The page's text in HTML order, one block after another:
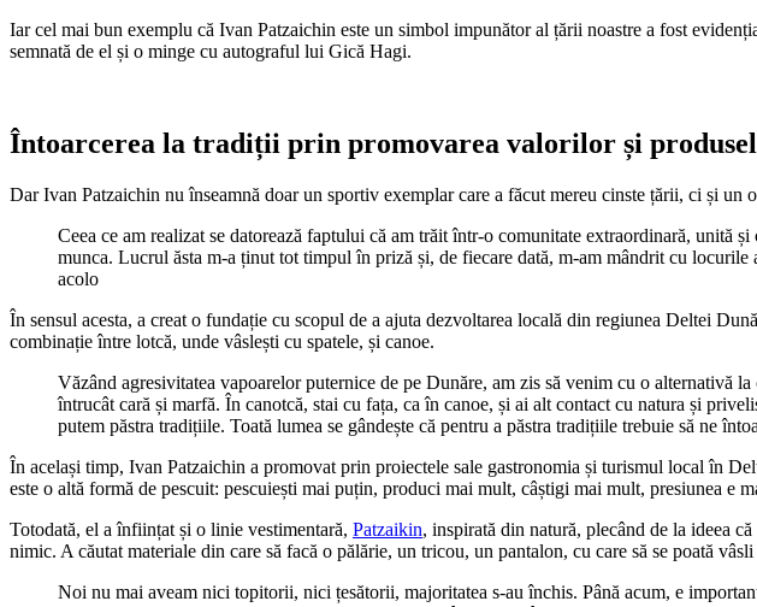
Iar cel mai bun exemplu că Ivan Patzaichin este un simbol impunător al țării noastre a fost
semnată de el și o minge cu autograful lui Gică Hagi.
Întoarcerea la tradiții prin promovarea valorilor și
Dar Ivan Patzaichin nu înseamnă doar un sportiv exemplar care a făcut mereu cinste țării, ci și
Ceea ce am realizat se datorează faptului că am trăit într-o comunitate extraordinară, unită
munca. Lucrul ăsta m-a ținut tot timpul în priză și, de fiecare dată, m-am mândrit cu
acolo
În sensul acesta, a creat o fundație cu scopul de a ajuta dezvoltarea locală din regiunea Deltei
combinație între lotcă, unde vâslești cu spatele, și canoe.
Văzând agresivitatea vapoarelor puternice de pe Dunăre, am zis să venim cu o alternativă
întrucât cară și marfă. În canotcă, stai cu fața, ca în canoe, și ai alt contact cu natura și
putem păstra tradițiile. Toată lumea se gândește că pentru a păstra tradițiile trebuie să ne
În același timp, Ivan Patzaichin a promovat prin proiectele sale gastronomia și turismul local în
este o altă formă de pescuit: pescuiești mai puțin, produci mai mult, câștigi mai mult, presiunea e
Totodată, el a înființat și o linie vestimentară, Patzaikin, inspirată din natură, plecând de la ideea
nimic. A căutat materiale din care să facă o pălărie, un tricou, un pantalon, cu care să se poată
Noi nu mai aveam nici topitorii, nici țesătorii, majoritatea s-au închis. Până acum, e